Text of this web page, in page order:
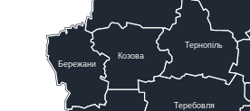
Тернопіль
Теребовля
Козова
Бережани